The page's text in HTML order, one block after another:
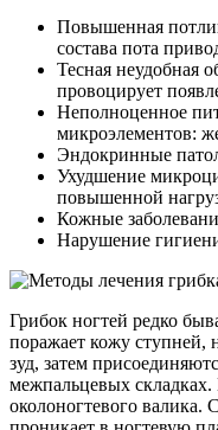
Повышенная
состава пота
Тесная неудобная
провоцирует
Неполноценное
микроэлементов:
Эндокринные
Ухудшение
повышенной
Кожные
Нарушение
Грибок ногтей редко
поражает кожу ступней,
зуд, затем
межпальцевых складках.
околоногтевого валика.